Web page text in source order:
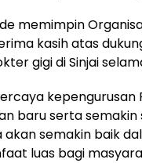
memimpin
kasih atas
gigi di Sinjai
baru serta semakin
akan semakin baik
luas bagi